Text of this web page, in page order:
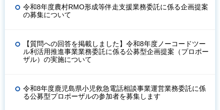
令和8年度農村RMO形成等伴走支援業務委託に係る企画提案
の募集について
【質問への回答を掲載しました】令和8年度ノーコードツー
ル利活用推進事業業務委託に係る公募型企画提案（プロポー
ザル）の実施について
令和8年度鹿児島県小児救急電話相談事業運営業務委託に係
る公募型プロポーザルの参加者を募集します